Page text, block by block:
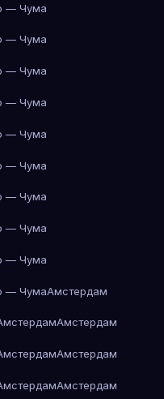
— Чума
— Чума
— Чума
— Чума
— Чума
— Чума
— Чума
— Чума
— Чума
— ЧумаАмстердам
Амстердам
Амстердам
Амстердам